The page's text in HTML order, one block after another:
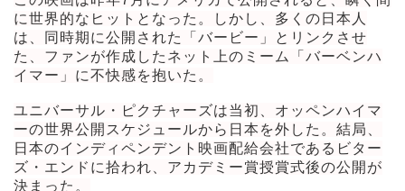
に世界的なヒットとなった。しかし、多くの日本人
は、同時期に公開された「バービー」とリンクさせ
た、ファンが作成したネット上のミーム「バーベンハ
イマー」に不快感を抱いた。
ユニバーサル・ピクチャーズは当初、オッペンハイマ
ーの世界公開スケジュールから日本を外した。結局、
日本のインディペンデント映画配給会社であるビター
ズ・エンドに拾われ、アカデミー賞授賞式後の公開が
決まった。